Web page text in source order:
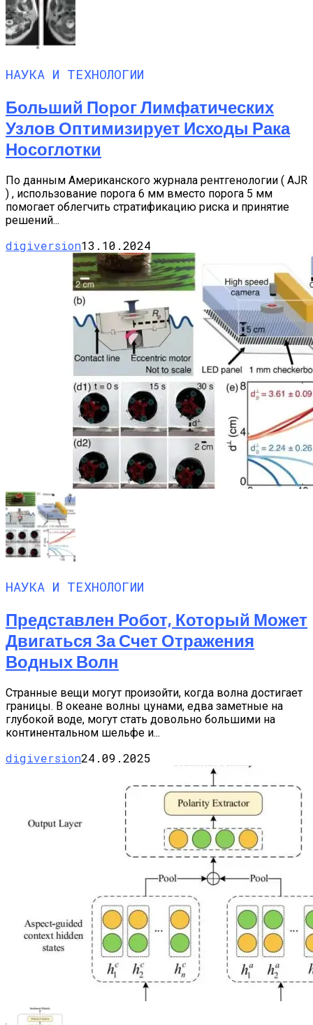
НАУКА И ТЕХНОЛОГИИ
Больший Порог Лимфатических
Узлов Оптимизирует Исходы Рака
Носоглотки
По данным Американского журнала рентгенологии ( AJR
) , использование порога 6 мм вместо порога 5 мм
помогает облегчить стратификацию риска и принятие
решений...
digiversion13.10.2024
НАУКА И ТЕХНОЛОГИИ
Представлен Робот, Который Может
Двигаться За Счет Отражения
Водных Волн
Странные вещи могут произойти, когда волна достигает
границы. В океане волны цунами, едва заметные на
глубокой воде, могут стать довольно большими на
континентальном шельфе и...
digiversion24.09.2025